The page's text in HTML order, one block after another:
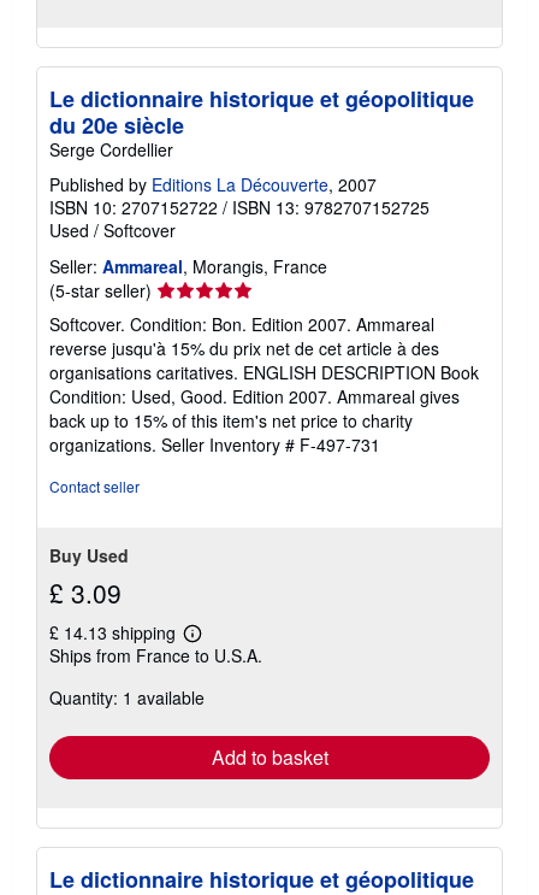
Le dictionnaire historique et géopolitique
du 20e siècle
Serge Cordellier
Published by Editions La Découverte, 2007
ISBN 10: 2707152722 / ISBN 13: 9782707152725
Used / Softcover
Seller: Ammareal, Morangis, France
(5-star seller) Seller
rating
5
out
of
5
stars
Softcover. Condition: Bon. Edition 2007. Ammareal
reverse jusqu'à 15% du prix net de cet article à des
organisations caritatives. ENGLISH DESCRIPTION Book
Condition: Used, Good. Edition 2007. Ammareal gives
back up to 15% of this item's net price to charity
organizations. Seller Inventory # F-497-731
Contact seller
Buy Used
£ 3.09
£ 14.13 shipping
Learn
more
shipping
Ships from France to U.S.A.
Quantity: 1 available
Add to basket
Le dictionnaire historique et géopolitique